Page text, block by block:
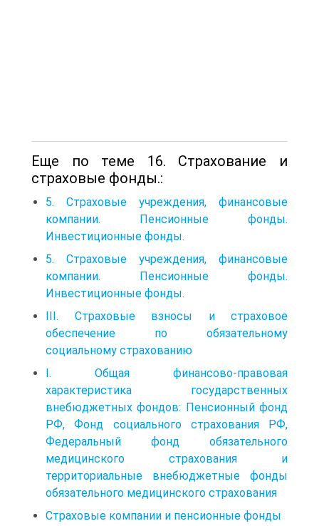
Еще по теме 16. Страхование и
страховые фонды.:
5. Страховые учреждения, финансовые
компании. Пенсионные фонды.
Инвестиционные фонды.
5. Страховые учреждения, финансовые
компании. Пенсионные фонды.
Инвестиционные фонды.
III. Страховые взносы и страховое
обеспечение по обязательному
социальному страхованию
I. Общая финансово-правовая
характеристика государственных
внебюджетных фондов: Пенсионный фонд
РФ, Фонд социального страхования РФ,
Федеральный фонд обязательного
медицинского страхования и
территориальные внебюджетные фонды
обязательного медицинского страхования
Страховые компании и пенсионные фонды